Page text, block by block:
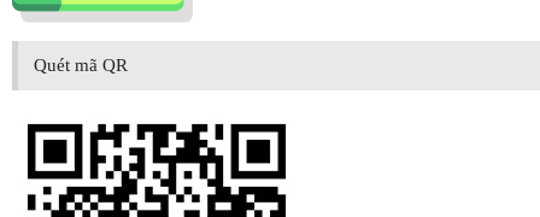
Quét mã QR